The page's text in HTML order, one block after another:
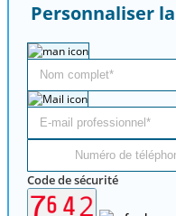
Personnaliser
Code de sécurité